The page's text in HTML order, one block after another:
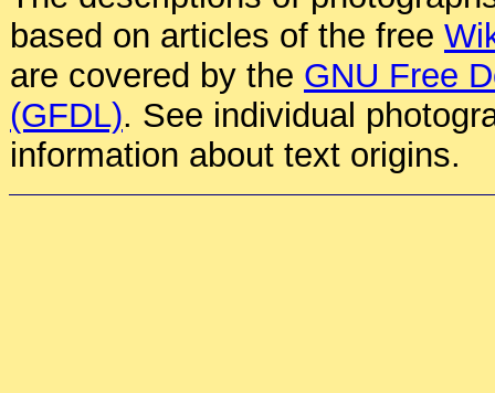
based on articles of the free
are covered by the GNU Free
(GFDL). See individual
information about text origins.